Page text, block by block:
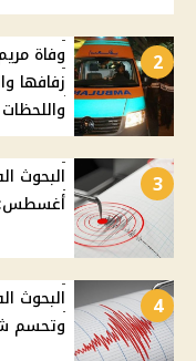
2
وفاة
زفافها
3
أغسطس:
4
البحوث
وتحسم